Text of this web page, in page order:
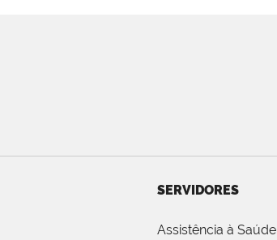
SERVIDORES
Assistência à Saúde